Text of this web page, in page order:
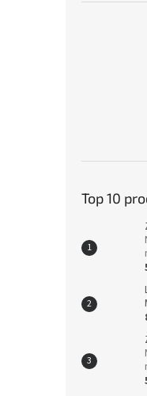
Top 10